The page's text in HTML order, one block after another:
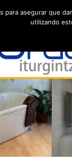
para asegurar que
utilizando